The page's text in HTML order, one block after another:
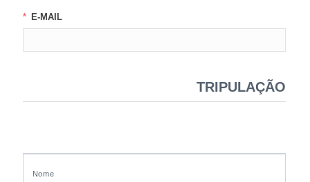
E-MAIL
TRIPULAÇÃO